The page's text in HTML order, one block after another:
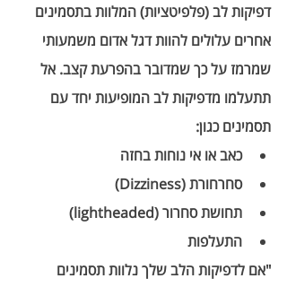
דפיקות לב (פלפיטציות) המלוות בתסמינים
אחרים עלולים להוות דגל אדום משמעותי
שמרמז על כך שמדובר בהפרעת קצב. אל
תתעלמו מדפיקות לב המופיעות יחד עם
תסמינים כגון:
כאב או אי נוחות בחזה
סחרחורת (Dizziness)
תחושת סחרור (lightheaded)
התעלפות
"אם לדפיקות הלב שלך נלוות תסמינים